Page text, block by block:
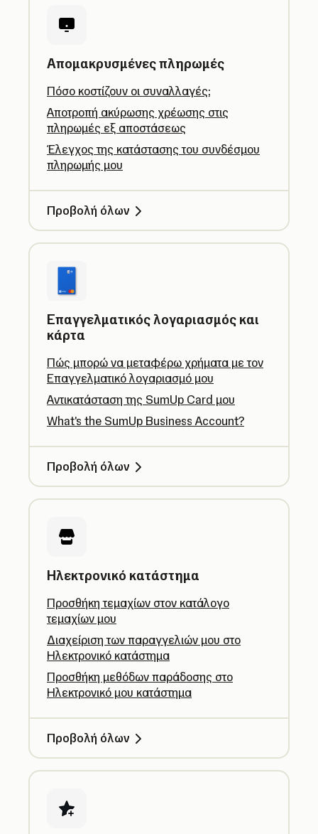
Απομακρυσμένες πληρωμές
Πόσο κοστίζουν οι συναλλαγές;
Αποτροπή ακύρωσης χρέωσης στις
πληρωμές εξ αποστάσεως
Έλεγχος της κατάστασης του συνδέσμου
πληρωμής μου
Προβολή όλων
Επαγγελματικός λογαριασμός και
κάρτα
Πώς μπορώ να μεταφέρω χρήματα με τον
Επαγγελματικό λογαριασμό μου
Αντικατάσταση της SumUp Card μου
What's the SumUp Business Account?
Προβολή όλων
Ηλεκτρονικό κατάστημα
Προσθήκη τεμαχίων στον κατάλογο
τεμαχίων μου
Διαχείριση των παραγγελιών μου στο
Ηλεκτρονικό κατάστημα
Προσθήκη μεθόδων παράδοσης στο
Ηλεκτρονικό μου κατάστημα
Προβολή όλων